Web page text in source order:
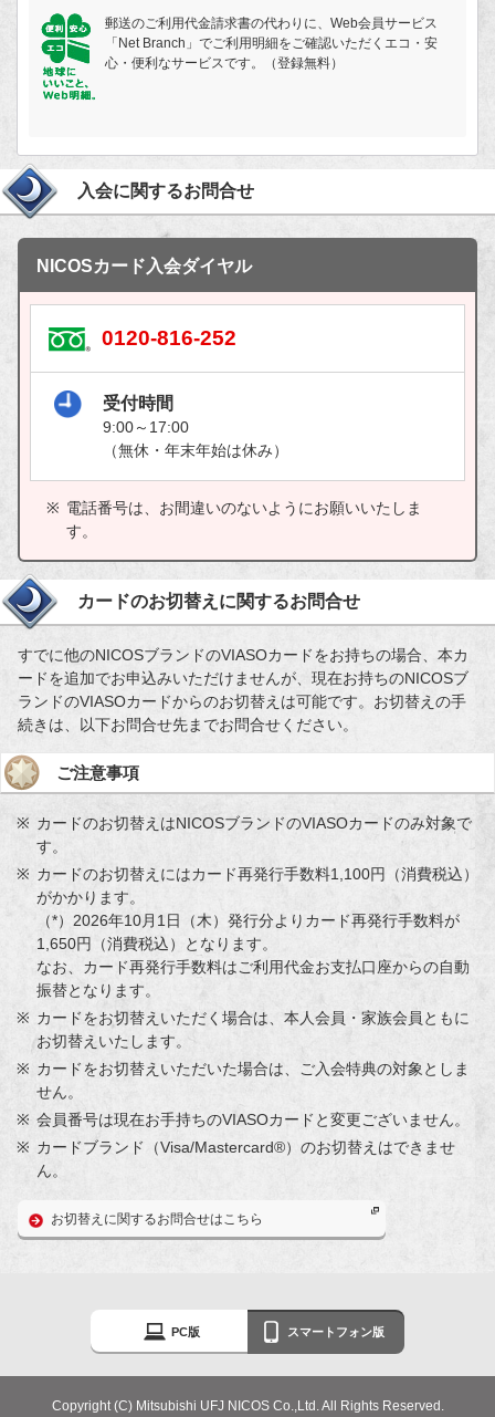
郵送のご利用代金請求書の代わりに、Web会員サービス
「Net Branch」でご利用明細をご確認いただくエコ・安
心・便利なサービスです。（登録無料）
入会に関するお問合せ
NICOSカード入会ダイヤル
0120-816-252
受付時間
9:00～17:00
（無休・年末年始は休み）
電話番号は、お間違いのないようにお願いいたしま
す。
カードのお切替えに関するお問合せ
すでに他のNICOSブランドのVIASOカードをお持ちの場合、本カ
ードを追加でお申込みいただけませんが、現在お持ちのNICOSブ
ランドのVIASOカードからのお切替えは可能です。お切替えの手
続きは、以下お問合せ先までお問合せください。
ご注意事項
カードのお切替えはNICOSブランドのVIASOカードのみ対象で
す。
カードのお切替えにはカード再発行手数料1,100円（消費税込）
がかかります。
（*）2026年10月1日（木）発行分よりカード再発行手数料が
1,650円（消費税込）となります。
なお、カード再発行手数料はご利用代金お支払口座からの自動
振替となります。
カードをお切替えいただく場合は、本人会員・家族会員ともに
お切替えいたします。
カードをお切替えいただいた場合は、ご入会特典の対象としま
せん。
会員番号は現在お手持ちのVIASOカードと変更ございません。
カードブランド（Visa/Mastercard®）のお切替えはできませ
ん。
お切替えに関するお問合せはこちら
PC版 スマートフォン版
Copyright (C) Mitsubishi UFJ NICOS Co.,Ltd. All Rights Reserved.